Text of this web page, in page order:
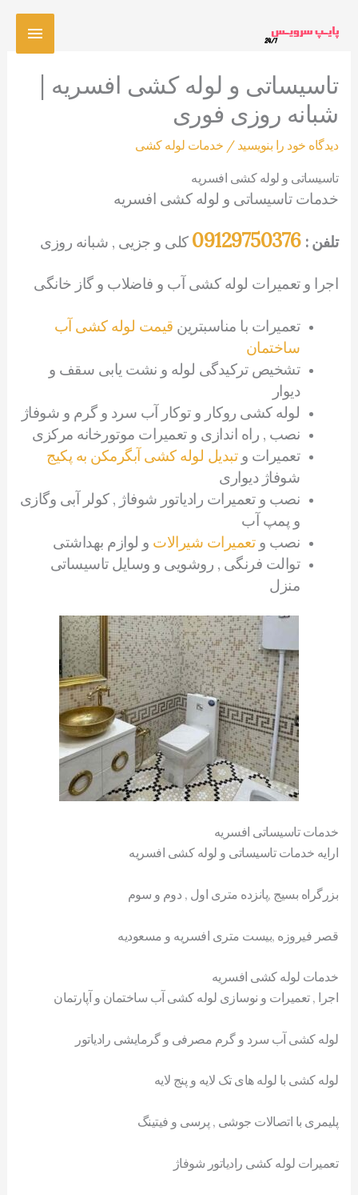
تاسیساتی و لوله کشی افسریه |
شبانه روزی فوری
دیدگاه‌ خود را بنویسید / خدمات لوله کشی
تاسیساتی و لوله کشی افسریه
خدمات تاسیساتی و لوله کشی افسریه
تلفن : 09129750376 کلی و جزیی , شبانه روزی
اجرا و تعمیرات لوله کشی آب و فاضلاب و گاز خانگی
تعمیرات با مناسبترین قیمت لوله کشی آب
ساختمان
تشخیص ترکیدگی لوله و نشت یابی سقف و
دیوار
لوله کشی روکار و توکار آب سرد و گرم و شوفاژ
نصب , راه اندازی و تعمیرات موتورخانه مرکزی
تعمیرات وتبدیل لوله کشی آبگرمکن به پکیج
شوفاژ دیواری
نصب و تعمیرات رادیاتور شوفاژ , کولر آبی وگازی
و پمپ آب
نصب وتعمیرات شیرالات و لوازم بهداشتی
توالت فرنگی , روشویی و وسایل تاسیساتی
منزل
خدمات تاسیساتی افسریه
ارایه خدمات تاسیساتی و لوله کشی افسریه
بزرگراه بسیج ,پانزده متری اول , دوم و سوم
قصر فیروزه ,بیست متری افسریه و مسعودیه
خدمات لوله کشی افسریه
اجرا , تعمیرات و نوسازی لوله کشی آب ساختمان و آپارتمان
لوله کشی آب سرد و گرم مصرفی و گرمایشی رادیاتور
لوله کشی با لوله های تک لایه و پنج لایه
پلیمری با اتصالات جوشی , پرسی و فیتینگ
تعمیرات لوله کشی رادیاتور شوفاژ